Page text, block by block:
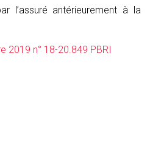
l’assuré antérieurement à la
2019 n° 18-20.849 PBRI